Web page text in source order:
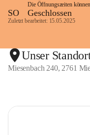
Die Öffnungszeiten
SO Geschlossen
Zuletzt bearbeitet: 15.05.2025
Unser
Miesenbach 240, 2761